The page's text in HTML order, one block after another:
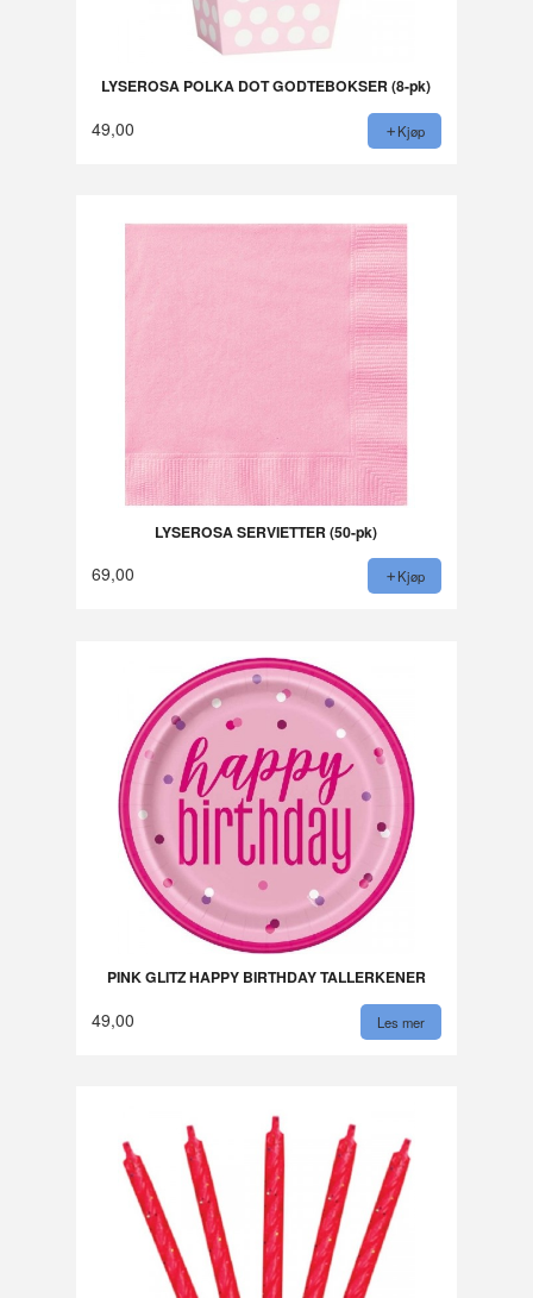
LYSEROSA POLKA DOT GODTEBOKSER (8-pk)
49,00 Kjøp
LYSEROSA SERVIETTER (50-pk)
69,00 Kjøp
PINK GLITZ HAPPY BIRTHDAY TALLERKENER
49,00 Les mer